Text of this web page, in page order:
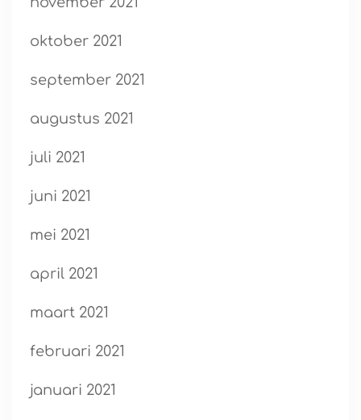
oktober 2021
september 2021
augustus 2021
juli 2021
juni 2021
mei 2021
april 2021
maart 2021
februari 2021
januari 2021